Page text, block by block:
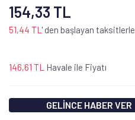
154,33 TL
51,44 TL ' den başlayan taksitlerle
146,61 TL Havale ile Fiyatı
GELİNCE HABER VER